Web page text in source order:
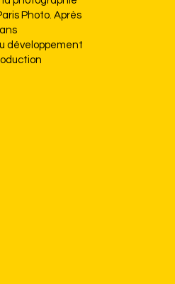
Photo. Après
développement